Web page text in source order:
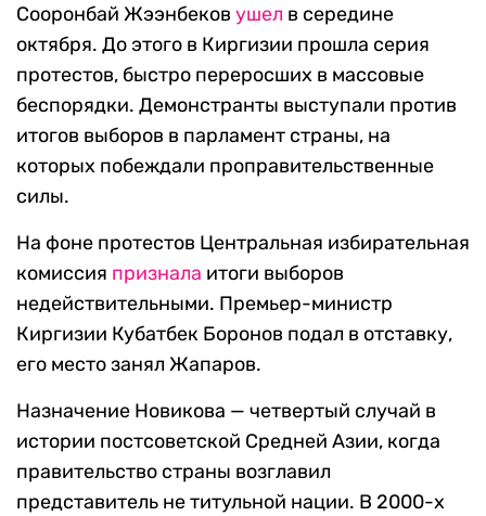
Сооронбай Жээнбеков ушел в середине
октября. До этого в Киргизии прошла серия
протестов, быстро переросших в массовые
беспорядки. Демонстранты выступали против
итогов выборов в парламент страны, на
которых побеждали проправительственные
силы.
На фоне протестов Центральная избирательная
комиссия признала итоги выборов
недействительными. Премьер-министр
Киргизии Кубатбек Боронов подал в отставку,
его место занял Жапаров.
Назначение Новикова — четвертый случай в
истории постсоветской Средней Азии, когда
правительство страны возглавил
представитель не титульной нации. В 2000-х